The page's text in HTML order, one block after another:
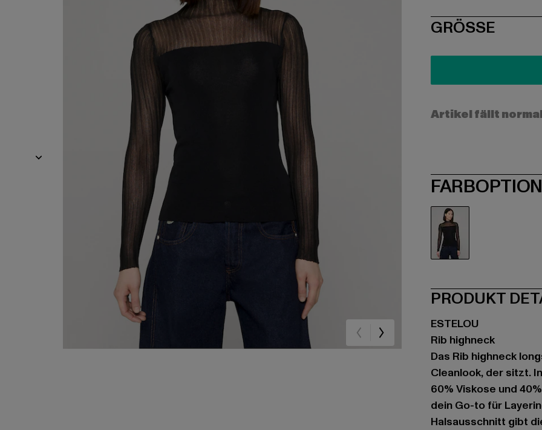
SIZE
GRÖSSE
Artikel fällt
PRODUKT
ESTELOU
Rib highneck
Das Rib highneck
Cleanlook, der sitzt.
60% Viskose und
dein Go-to für
Halsausschnitt gibt